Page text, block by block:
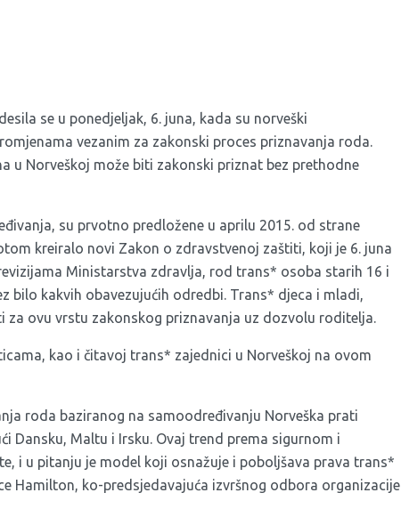
se u ponedjeljak, 6. juna, kada su norveški
vezanim za zakonski proces priznavanja roda.
u Norveškoj može biti zakonski priznat bez prethodne
su prvotno predložene u aprilu 2015. od strane
kreiralo novi Zakon o zdravstvenoj zaštiti, koji je 6. juna
Ministarstva zdravlja, rod trans* osoba starih 16 i
bilo kakvih obavezujućih odredbi. Trans* djeca i mladi,
ovu vrstu zakonskog priznavanja uz dozvolu roditelja.
kao i čitavoj trans* zajednici u Norveškoj na ovom
roda baziranog na samoodređivanju Norveška prati
Dansku, Maltu i Irsku. Ovaj trend prema sigurnom i
i u pitanju je model koji osnažuje i poboljšava prava trans*
Hamilton, ko-predsjedavajuća izvršnog odbora organizacije